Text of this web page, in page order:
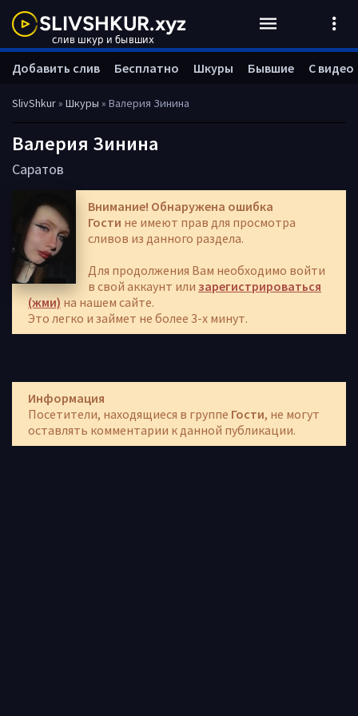
SlivShkur» Шкуры » Валерия Зинина
Валерия Зинина
Саратов
Внимание! Обнаружена ошибка
Гости не имеют прав для просмотра
сливов из данного раздела.
Для продолжения Вам необходимо войти
в свой аккаунт или зарегистрироваться
(жми) на нашем сайте.
Это легко и займет не более 3-х минут.
Информация
Посетители, находящиеся в группе Гости, не могут
оставлять комментарии к данной публикации.
Добавить слив Бесплатно Шкуры Бывшие С видео